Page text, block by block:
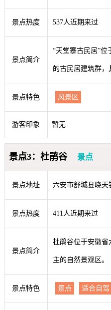
景点热度 537人近期来过
景点简介
“天堂寨古民居”
的古民居建筑群，
景点特色 风景区
游客印象 暂无
景点3：杜鹃谷 景点
景点地址 六安市舒城县晓天
景点热度 411人近期来过
景点简介
杜鹃谷位于安徽省
主的自然景观区。
景点特色 景点 适合自驾